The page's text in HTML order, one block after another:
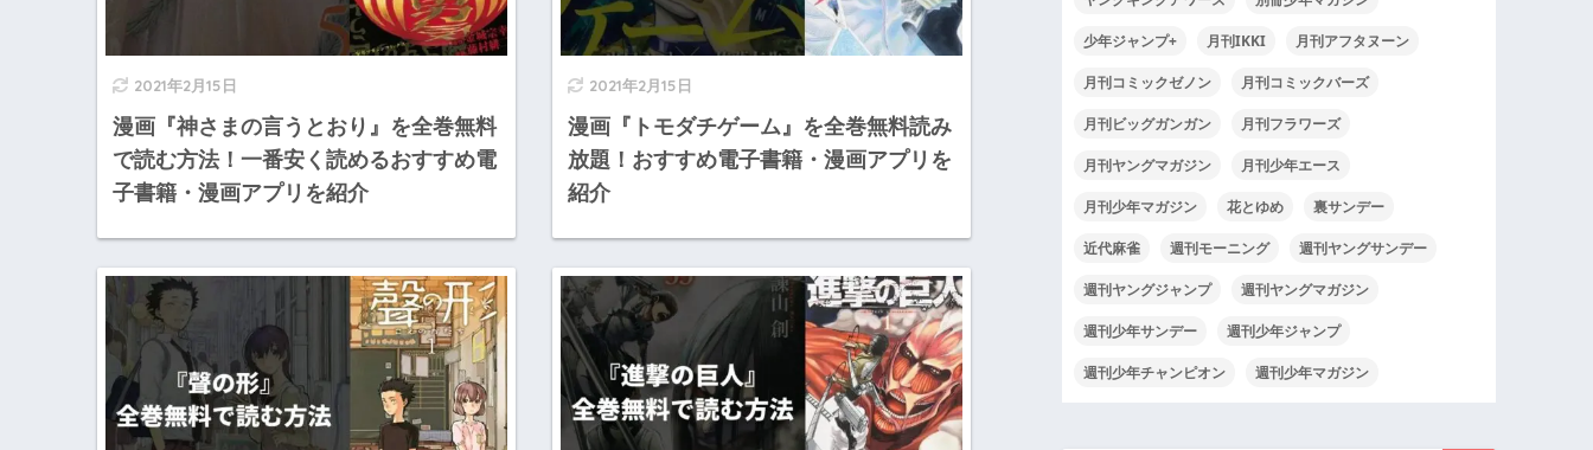
2021年2月15日
漫画『神さまの言うとおり』を全巻無料
で読む方法！一番安く読めるおすすめ電
子書籍・漫画アプリを紹介
2021年2月15日
漫画『トモダチゲーム』を全巻無料読み
放題！おすすめ電子書籍・漫画アプリを
紹介
少年ジャンプ+ 月刊IKKI 月刊アフタヌーン
月刊コミックゼノン 月刊コミックバーズ
月刊ビッグガンガン 月刊フラワーズ
月刊ヤングマガジン 月刊少年エース
月刊少年マガジン 花とゆめ 裏サンデー
近代麻雀 週刊モーニング 週刊ヤングサンデー
週刊ヤングジャンプ 週刊ヤングマガジン
週刊少年サンデー 週刊少年ジャンプ
週刊少年チャンピオン 週刊少年マガジン